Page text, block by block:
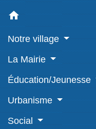
home
Notre village
La Mairie
Éducation/Jeunesse
Urbanisme
Social